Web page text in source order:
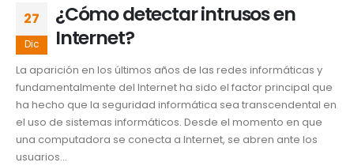
27
Dic
¿Cómo detectar intrusos en
Internet?
La aparición en los últimos años de las redes informáticas y
fundamentalmente del Internet ha sido el factor principal que
ha hecho que la seguridad informática sea transcendental en
el uso de sistemas informáticos. Desde el momento en que
una computadora se conecta a Internet, se abren ante los
usuarios...